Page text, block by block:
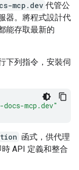
mcp.dev 代管公
器。將程式設計代
能存取最新的
下列指令，安裝伺
mcp.dev"
函式，供代理
API 定義和整合